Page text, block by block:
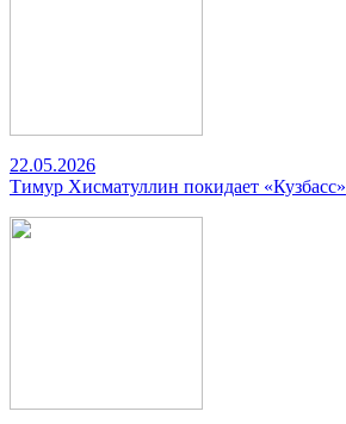
22.05.2026
Тимур Хисматуллин покидает «Кузбасс»